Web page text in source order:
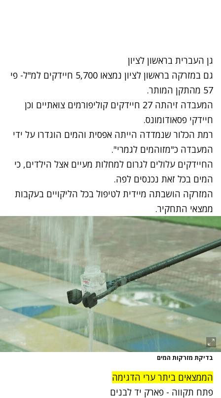
גן העברית בראשון לציון
גם במזרקה בראשון לציון נמצאו 5,700 חיידקים למ"ל- פי
57 מהתקן המותר.
המעבדה זיהתה 27 חיידקים קוליפורמים צואתיים וכן
חיידקי פסאודומונס.
רמת הכלור שנמדדה הייתה אפסית והמים הוגדרו על ידי
המעבדה כ"מזוהמים לגמרי".
החיידקים עלולים לגרום למחלות מעיים אצל הילדים, כי
המים בכל זאת נכנסים לפה.
המזרקה הושבתה מיידית לטיפול בכל הליקויים בעקבות
ממצאי התחקיר.
בדיקת מזרקות המים
הממצאים ביתר ערי הדגימה
פתח תקווה - פארק יד לבנים